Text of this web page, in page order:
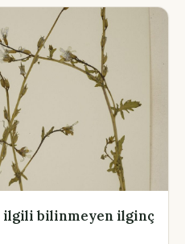
bilinmeyen ilginç